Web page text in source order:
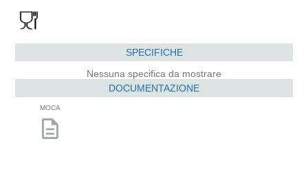
SPECIFICHE
Nessuna specifica da mostrare
DOCUMENTAZIONE
MOCA
description